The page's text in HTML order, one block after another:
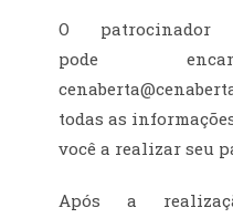
O patrocinador
pode
todas as
você a realizar seu
Após a